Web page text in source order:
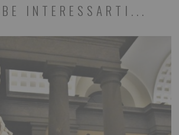
INTERESSARTI...